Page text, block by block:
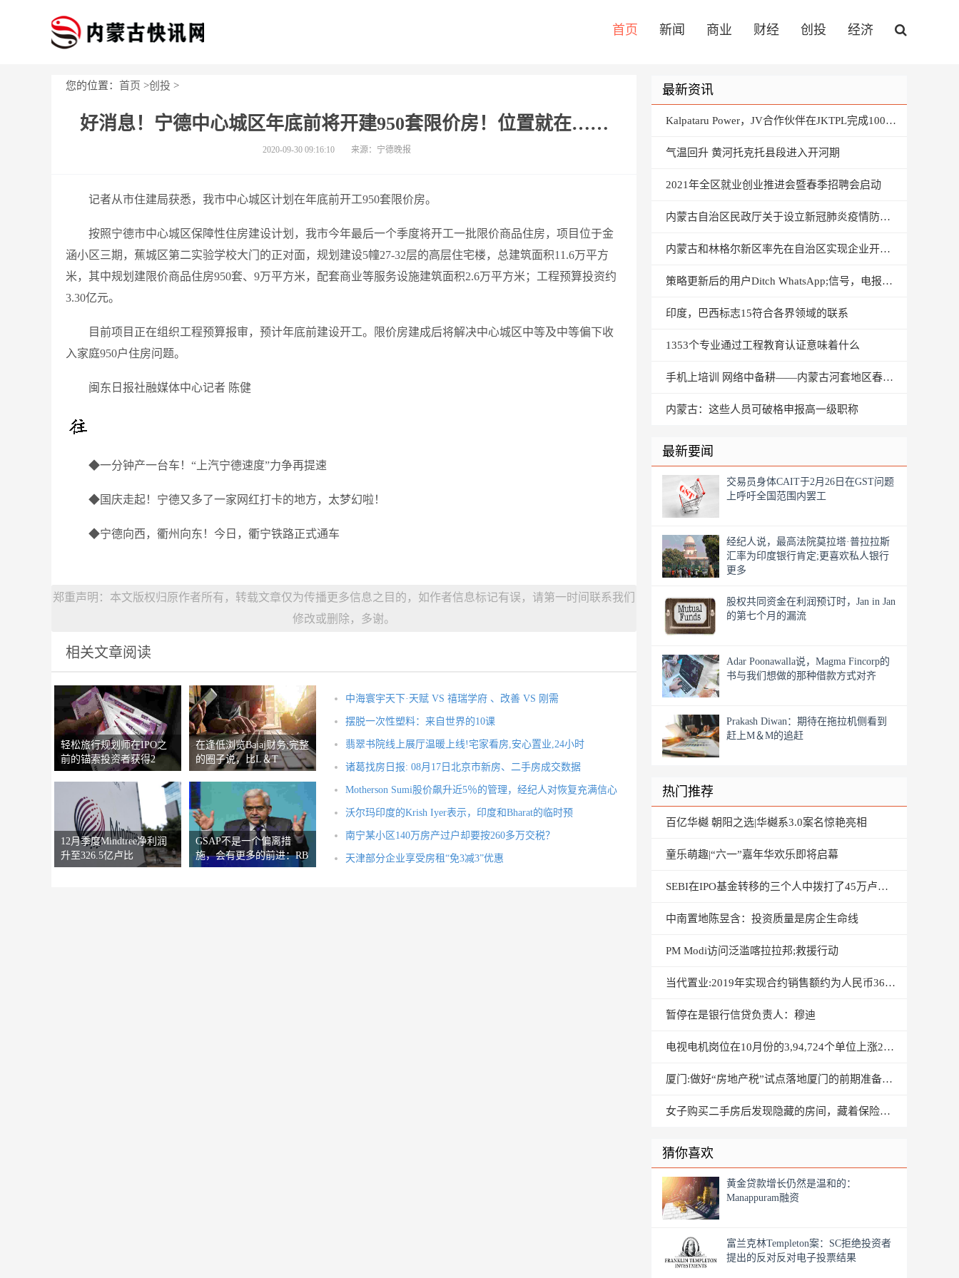
首页 新闻 商业 财经 创投 经济
您的位置： 首页 >创投 >
好消息！宁德中心城区年底前将开建950套限价房！位置就在……
2020-09-30 09:16:10 来源：宁德晚报
记者从市住建局获悉，我市中心城区计划在年底前开工950套限价房。
按照宁德市中心城区保障性住房建设计划，我市今年最后一个季度将开工一批限价商品住房，项目位于金
涵小区三期，蕉城区第二实验学校大门的正对面，规划建设5幢27-32层的高层住宅楼，总建筑面积11.6万平方
米，其中规划建限价商品住房950套、9万平方米，配套商业等服务设施建筑面积2.6万平方米；工程预算投资约
3.30亿元。
目前项目正在组织工程预算报审，预计年底前建设开工。限价房建成后将解决中心城区中等及中等偏下收
入家庭950户住房问题。
闽东日报社融媒体中心记者 陈健
◆一分钟产一台车！“上汽宁德速度”力争再提速
◆国庆走起！宁德又多了一家网红打卡的地方，太梦幻啦！
◆宁德向西，衢州向东！今日，衢宁铁路正式通车
郑重声明：本文版权归原作者所有，转载文章仅为传播更多信息之目的，如作者信息标记有误，请第一时间联系我们
修改或删除，多谢。
相关文章阅读
轻松旅行规划师在IPO之
前的锚索投资者获得2
在逢低浏览Bajaj财务;完整
的圈子说，比L＆T
12月季度Mindtree净利润
升至326.5亿卢比
GSAP不是一个偏离措
施，会有更多的前进：RB
中海寰宇天下·天赋 VS 禧瑞学府 、改善 VS 刚需
摆脱一次性塑料：来自世界的10课
翡翠书院线上展厅温暖上线!宅家看房,安心置业,24小时
诸葛找房日报: 08月17日北京市新房、二手房成交数据
Motherson Sumi股价飙升近5％的管理，经纪人对恢复充满信心
沃尔玛印度的Krish Iyer表示，印度和Bharat的临时预
南宁某小区140万房产过户却要按260多万交税？
天津部分企业享受房租“免3减3”优惠
最新资讯
Kalpataru Power，JV合作伙伴在JKTPL完成100％的股权销售
气温回升 黄河托克托县段进入开河期
2021年全区就业创业推进会暨春季招聘会启动
内蒙古自治区民政厅关于设立新冠肺炎疫情防控捐赠款物管理使用问题投诉举报电话的公告
内蒙古和林格尔新区率先在自治区实现企业开办全程电子化业务
策略更新后的用户Ditch WhatsApp;信号，电报在下载时看到尖峰
印度，巴西标志15符合各界领域的联系
1353个专业通过工程教育认证意味着什么
手机上培训 网络中备耕——内蒙古河套地区春耕见闻
内蒙古：这些人员可破格申报高一级职称
最新要闻
交易员身体CAIT于2月26日在GST问题
上呼吁全国范围内罢工
经纪人说，最高法院莫拉塔·普拉拉斯
汇率为印度银行肯定;更喜欢私人银行
更多
股权共同资金在利润预订时，Jan in Jan
的第七个月的漏流
Adar Poonawalla说，Magma Fincorp的
书与我们想做的那种借款方式对齐
Prakash Diwan：期待在拖拉机侧看到
赶上M＆M的追赶
热门推荐
百亿华樾 朝阳之选|华樾系3.0案名惊艳亮相
童乐萌趣|“六一”嘉年华欢乐即将启幕
SEBI在IPO基金转移的三个人中拨打了45万卢比的罚款
中南置地陈昱含：投资质量是房企生命线
PM Modi访问泛滥喀拉拉邦;救援行动
当代置业:2019年实现合约销售额约为人民币362.0亿元
暂停在是银行信贷负责人：穆迪
电视电机岗位在10月份的3,94,724个单位上涨22％
厦门:做好“房地产税”试点落地厦门的前期准备工作
女子购买二手房后发现隐藏的房间，藏着保险柜和大量弹药
猜你喜欢
黄金贷款增长仍然是温和的：
Manappuram融资
富兰克林Templeton案：SC拒绝投资者
提出的反对反对电子投票结果